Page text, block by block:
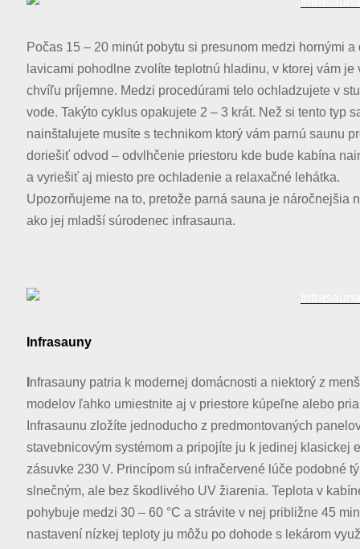
Počas 15 – 20 minút pobytu si presunom medzi hornými a
lavicami pohodlne zvolíte teplotnú hladinu, v ktorej vám je
chvíľu príjemne. Medzi procedúrami telo ochladzujete v
vode. Takýto cyklus opakujete 2 – 3 krát. Než si tento typ
nainštalujete musíte s technikom ktorý vám parnú saunu
doriešiť odvod – odvlhčenie priestoru kde bude kabína
a vyriešiť aj miesto pre ochladenie a relaxačné lehátka.
Upozorňujeme na to, pretože parná sauna je náročnejšia
ako jej mladší súrodenec infrasauna.
Infrasauny
nfrasauny patria k modernej domácnosti a niektorý z
modelov ľahko umiestnite aj v priestore kúpeľne alebo
Infrasaunu zložíte jednoducho z predmontovaných
stavebnicovým systémom a pripojíte ju k jedinej klasickej
zásuvke 230 V. Princípom sú infračervené lúče podobné
slnečným, ale bez škodlivého UV žiarenia. Teplota v
pohybuje medzi 30 – 60 °C a strávite v nej približne 45
nastavení nízkej teploty ju môžu po dohode s lekárom